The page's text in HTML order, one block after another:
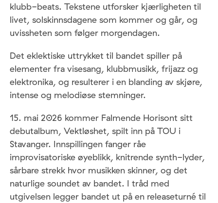
klubb-beats. Tekstene utforsker kjærligheten til
livet, solskinnsdagene som kommer og går, og
uvissheten som følger morgendagen.
Det eklektiske uttrykket til bandet spiller på
elementer fra visesang, klubbmusikk, frijazz og
elektronika, og resulterer i en blanding av skjøre,
intense og melodiøse stemninger.
15. mai 2026 kommer Falmende Horisont sitt
debutalbum, Vektløshet, spilt inn på TOU i
Stavanger. Innspillingen fanger råe
improvisatoriske øyeblikk, knitrende synth-lyder,
sårbare strekk hvor musikken skinner, og det
naturlige soundet av bandet. I tråd med
utgivelsen legger bandet ut på en releaseturné til